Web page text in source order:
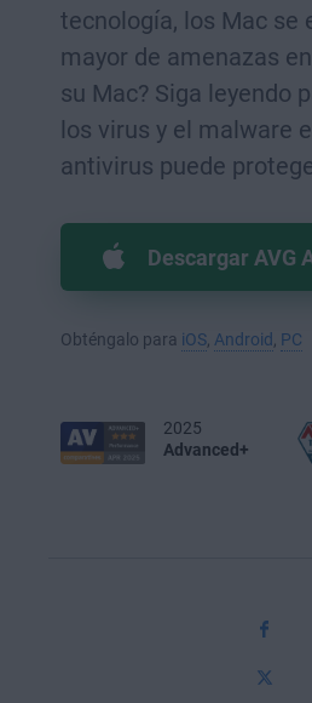
tecnología, los Mac se
mayor de amenazas
su Mac? Siga leyendo
los virus y el malware
antivirus puede
Descargar AVG
Obténgalo para iOS Android PC
2025
Advanced+